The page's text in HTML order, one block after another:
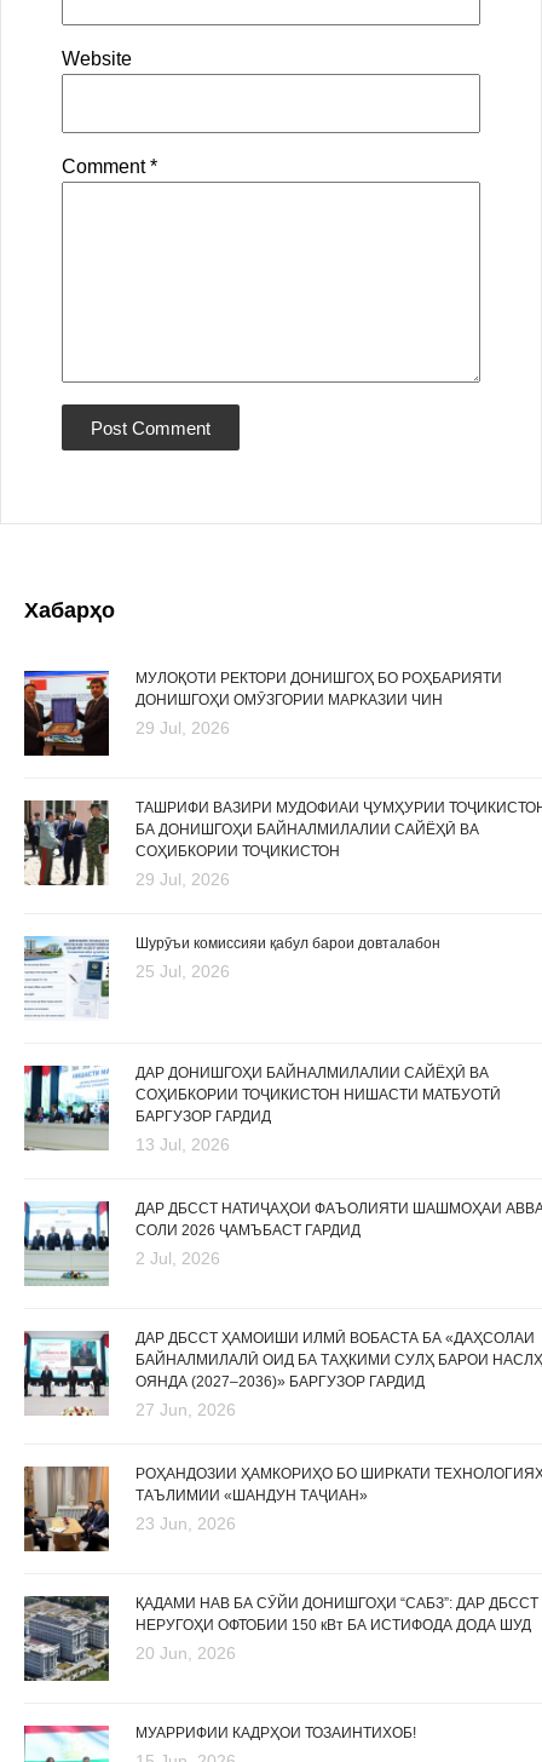
Website
Comment*
Хабарҳо
МУЛОҚОТИ РЕКТОРИ ДОНИШГОҲ БО РОҲБАРИЯТИ
ДОНИШГОҲИ ОМӮЗГОРИИ МАРКАЗИИ ЧИН
29 Jul, 2026
ТАШРИФИ ВАЗИРИ МУДОФИАИ ҶУМҲУРИИ
БА ДОНИШГОҲИ БАЙНАЛМИЛАЛИИ САЙЁҲӢ ВА
СОҲИБКОРИИ ТОҶИКИСТОН
29 Jul, 2026
Шурӯъи комиссияи қабул барои довталабон
25 Jul, 2026
ДАР ДОНИШГОҲИ БАЙНАЛМИЛАЛИИ САЙЁҲӢ ВА
СОҲИБКОРИИ ТОҶИКИСТОН НИШАСТИ МАТБУОТӢ
БАРГУЗОР ГАРДИД
13 Jul, 2026
ДАР ДБССТ НАТИҶАҲОИ ФАЪОЛИЯТИ ШАШМОҲАИ
СОЛИ 2026 ҶАМЪБАСТ ГАРДИД
2 Jul, 2026
ДАР ДБССТ ҲАМОИШИ ИЛМӢ ВОБАСТА БА «ДАҲСОЛАИ
БАЙНАЛМИЛАЛӢ ОИД БА ТАҲКИМИ СУЛҲ БАРОИ
ОЯНДА (2027–2036)» БАРГУЗОР ГАРДИД
27 Jun, 2026
РОҲАНДОЗИИ ҲАМКОРИҲО БО ШИРКАТИ
ТАЪЛИМИИ «ШАНДУН ТАҶИАН»
23 Jun, 2026
ҚАДАМИ НАВ БА СӮЙИ ДОНИШГОҲИ “САБЗ”: ДАР ДБССТ
НЕРУГОҲИ ОФТОБИИ 150 кВт БА ИСТИФОДА ДОДА ШУД
20 Jun, 2026
МУАРРИФИИ КАДРҲОИ ТОЗАИНТИХОБ!